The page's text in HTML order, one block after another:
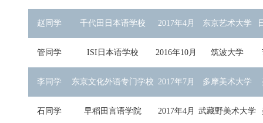
赵同学 千代田日本语学校 2017年4月 东京艺术大学
管同学 ISI日本语学校 2016年10月 筑波大学
李同学 东京文化外语专门学校 2017年7月 多摩美术大学
石同学 早稻田言语学院 2017年4月 武藏野美术大学